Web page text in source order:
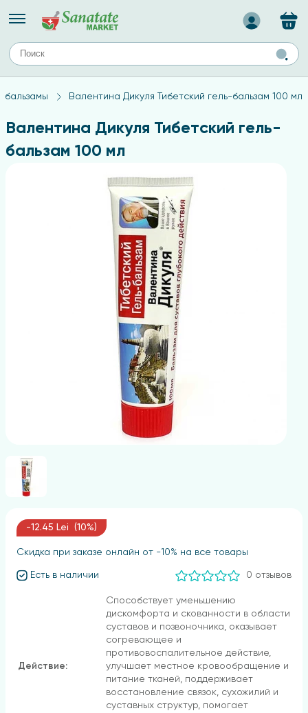
лица
Назад
ТИПЫ КОЖИ
Средства для комбинированной кожи
Средства для проблемной кожи
Средства для жирной кожи
бальзамы Валентина Дикуля Тибетский гель-бальзам 100 мл
Валентина Дикуля Тибетский гель-
бальзам 100 мл
-12.45 Lei (10%)
Скидка при заказе онлайн от -10% на все товары
Есть в наличии 0 отзывов
Действие:
Способствует уменьшению
дискомфорта и скованности в области
суставов и позвоночника, оказывает
согревающее и
противовоспалительное действие,
улучшает местное кровообращение и
питание тканей, поддерживает
восстановление связок, сухожилий и
суставных структур, помогает